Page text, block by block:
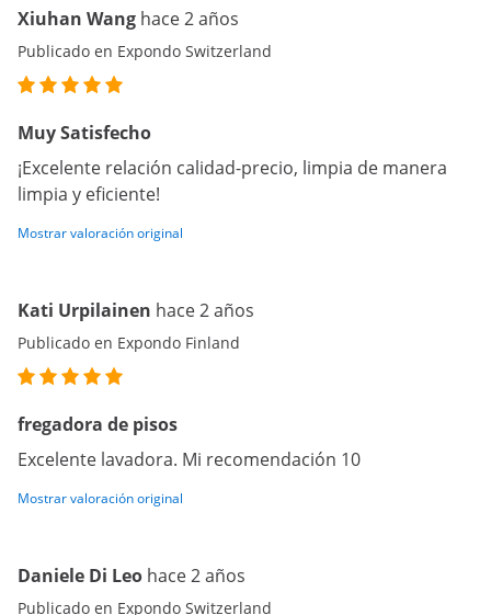
Xiuhan Wang hace 2 años
Publicado en Expondo Switzerland
Muy Satisfecho
¡Excelente relación calidad-precio, limpia de manera
limpia y eficiente!
Mostrar valoración original
Kati Urpilainen hace 2 años
Publicado en Expondo Finland
fregadora de pisos
Excelente lavadora. Mi recomendación 10
Mostrar valoración original
Daniele Di Leo hace 2 años
Publicado en Expondo Switzerland